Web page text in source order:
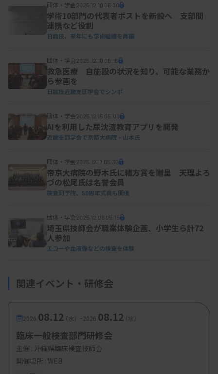
はどうなのか▽陽性に見えやすいビリルビンなどの
判定をどうするか－などを挙げた。
での目合わせについて解説した。細胞像の判定基準
を統一するために月1回実施していることを報告。
細胞診目合わせは実際に診断確定した症例からの出
題形式で行っており、対象者全員が鏡検した上で回
答する。まとめた結果は対象者全員でレビューし、
回答が割れた症例はミーティングで検討するとし
田村氏は、出題症例について「日常的に診断頻度の
高い、基本的な症例から選んでおり、その中でクラ
た。
団体・学会2025.12.10 06:30
学術10部門の代表者ポストを新設へ 支部間
連携など役割
日臨技、来年にも学術組織を再編
団体・学会2025.12.10 06:15
救急医療 自施設の状況を知り、可能な業務か
ら参画を
日臨技近畿支部学会でシンポ
団体・学会2025.12.15 05:00
AIを利用した尿沈渣教育アプリを開発
近畿支部学会で京都大病院・山本氏
団体・学会2025.12.17 05:30
帝京大病院の野木氏に緒方賞を贈呈 天理よろ
づの松尾氏は名誉会員
検査同学院、50周年式典も開催
団体・学会2025.12.08 05:15
埼玉県技師会が職業体験企画、小学生ら計72
人参加
エコーや血液像などの検査を体験
関連イベント・研修会
2026. 08.12（水） -2026. 08.12（水）
臨床一般検査部門研修会
主催 : 沖縄県臨床検査技師会
開催場所 : WEB